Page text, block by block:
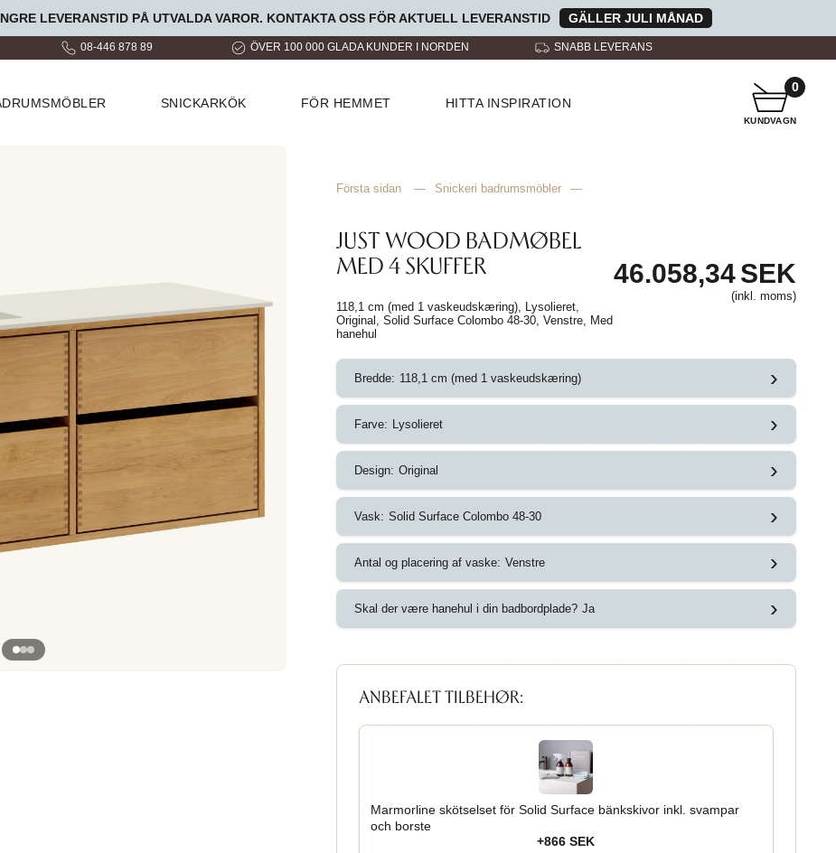
LEVERANSTID PÅ UTVALDA VAROR. KONTAKTA OSS FÖR AKTUELL LEVERANSTID GÄLLER JULI MÅNAD
08-446 878 89 ÖVER 100 000 GLADA KUNDER I NORDEN SNABB LEVERANS
SNICKARKÖK FÖR HEMMET HITTA INSPIRATION
KUNDVAGN
0
Första sidan — Snickeri badrumsmöbler —
JUST WOOD BADMØBEL
MED 4 SKUFFER
118,1 cm (med 1 vaskeudskæring), Lysolieret,
Original, Solid Surface Colombo 48-30, Venstre, Med
hanehul
46.058,34SEK
(inkl. moms)
Bredde: 118,1 cm (med 1 vaskeudskæring) ›
Farve: Lysolieret ›
Design: Original ›
Vask: Solid Surface Colombo 48-30 ›
Antal og placering af vaske: Venstre ›
Skal der være hanehul i din badbordplade? Ja ›
ANBEFALET TILBEHØR:
Marmorline skötselset för Solid Surface bänkskivor inkl. svampar
och borste
+866 SEK